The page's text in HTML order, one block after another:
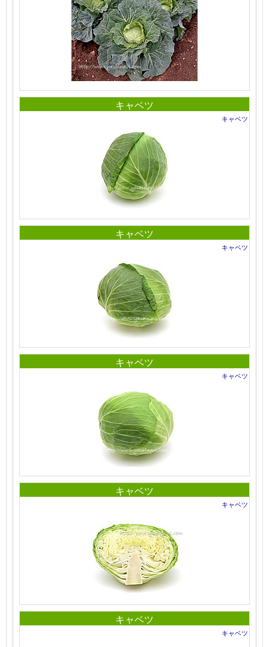
キャベツ
キャベツ
キャベツ
キャベツ
キャベツ
キャベツ
キャベツ
キャベツ
キャベツ
キャベツ